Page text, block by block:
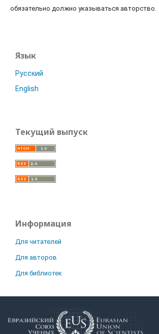
обязательно должно указываться авторство.
Язык
Русский
English
Текущий выпуск
Информация
Для читателей
Для авторов
Для библиотек